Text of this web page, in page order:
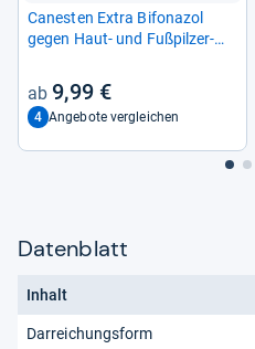
Canes­ten Extra Bifona­zol
gegen Haut-​ und Fuß­pil­zer­
9,99 €
4 Angebote vergleichen
Datenblatt
Inhalt
Darreichungsform